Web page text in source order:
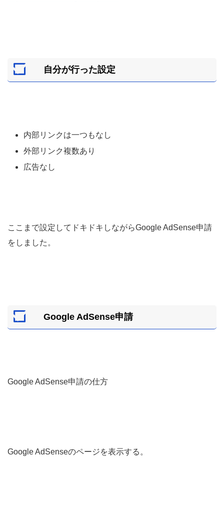
自分が行った設定
内部リンクは一つもなし
外部リンク複数あり
広告なし
ここまで設定してドキドキしながらGoogle AdSense申請
をしました。
Google AdSense申請
Google AdSense申請の仕方
Google AdSenseのページを表示する。